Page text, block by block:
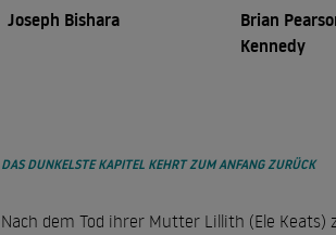
Joseph Bishara
Brian
Kennedy
DAS DUNKELSTE KAPITEL KEHRT ZUM ANFANG ZURÜCK
Nach dem Tod ihrer Mutter Lillith (Ele